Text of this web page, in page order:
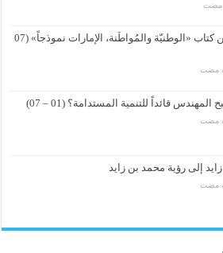
مضت
فصول من كتاب «الوطنيّة والمُواطَنة، الإمارات نموذجاً» (07
المهندس قائداً للتنمية المستدامة؟ (01 – 07)
إلى رؤية محمد بن زايد